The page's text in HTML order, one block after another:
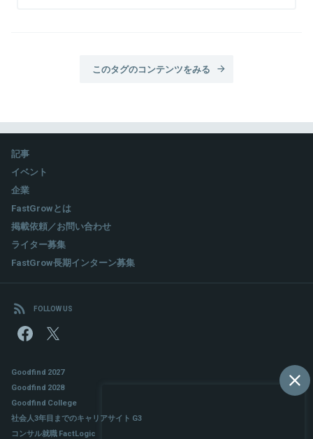
このタグのコンテンツをみる
記事
イベント
企業
FastGrowとは
掲載依頼／お問い合わせ
ライター募集
FastGrow長期インターン募集
FOLLOW US
Goodfind 2027
Goodfind 2028
Goodfind College
社会人3年目までのキャリアサイト G3
コンサル就職 FactLogic